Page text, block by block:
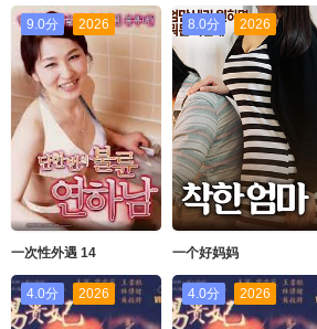
9.0分 2026
一次性外遇 14
8.0分 2026
一个好妈妈
4.0分 2026 4.0分 2026